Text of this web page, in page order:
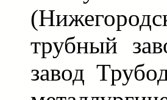
трубный
завод